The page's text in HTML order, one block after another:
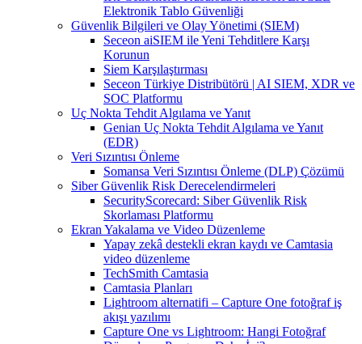
Elektronik Tablo Güvenliği
Güvenlik Bilgileri ve Olay Yönetimi (SIEM)
Seceon aiSIEM ile Yeni Tehditlere Karşı
Korunun
Siem Karşılaştırması
Seceon Türkiye Distribütörü | AI SIEM, XDR ve
SOC Platformu
Uç Nokta Tehdit Algılama ve Yanıt
Genian Uç Nokta Tehdit Algılama ve Yanıt
(EDR)
Veri Sızıntısı Önleme
Somansa Veri Sızıntısı Önleme (DLP) Çözümü
Siber Güvenlik Risk Derecelendirmeleri
SecurityScorecard: Siber Güvenlik Risk
Skorlaması Platformu
Ekran Yakalama ve Video Düzenleme
Yapay zekâ destekli ekran kaydı ve Camtasia
video düzenleme
TechSmith Camtasia
Camtasia Planları
Lightroom alternatifi – Capture One fotoğraf iş
akışı yazılımı
Capture One vs Lightroom: Hangi Fotoğraf